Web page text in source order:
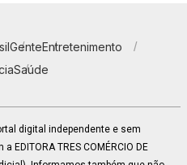
GenteEntretenimento
Saúde
digital independente e sem
TRES COMÉRCIO DE